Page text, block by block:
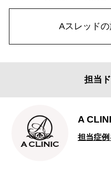
Aスレッド
担当
A
担当症